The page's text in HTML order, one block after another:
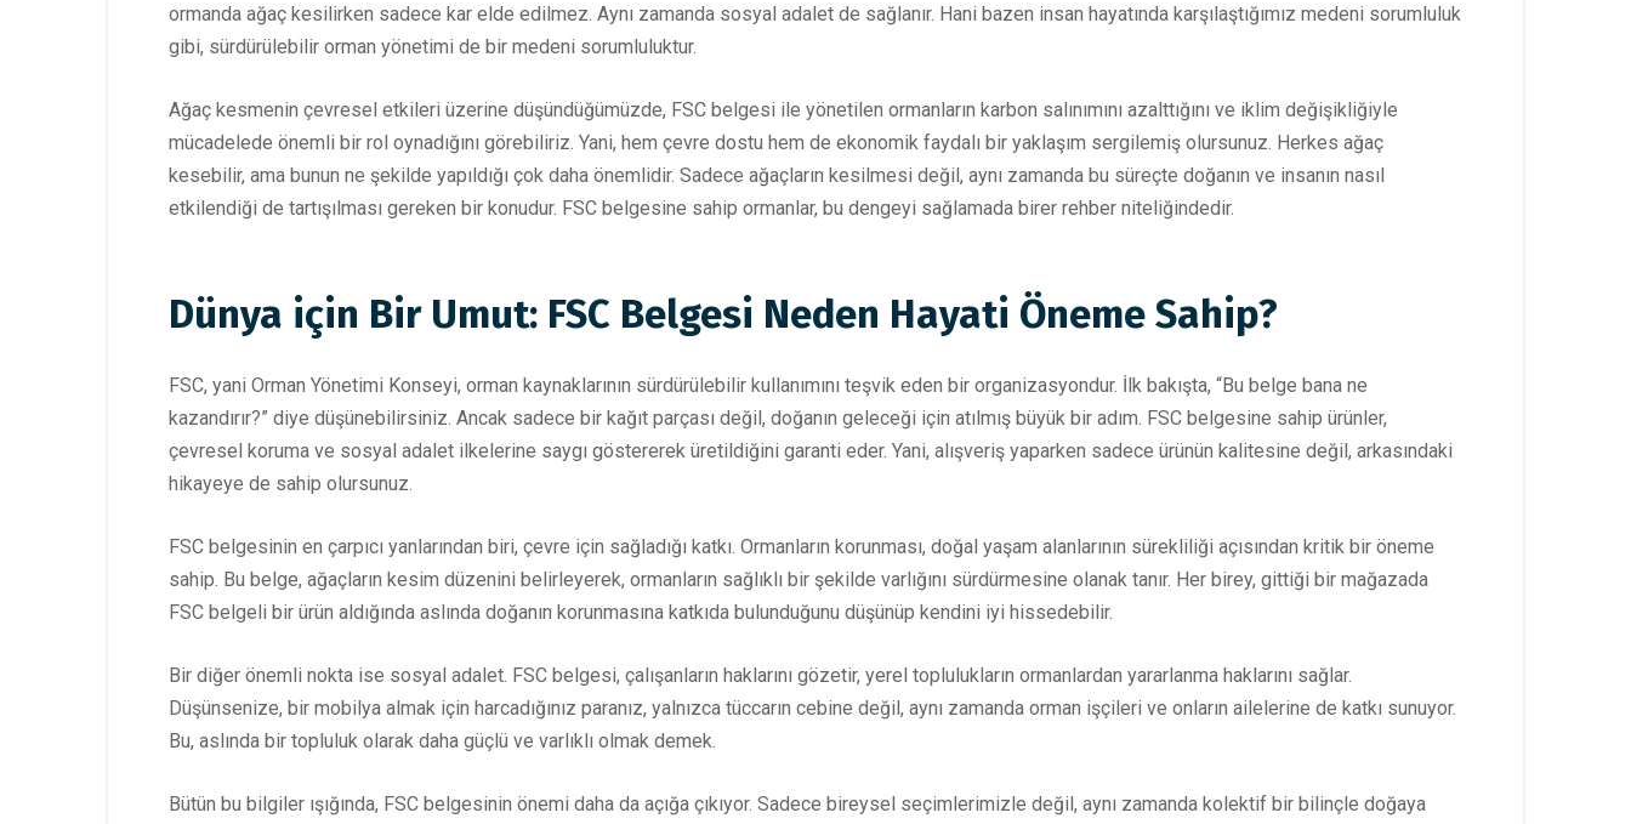
ormanda ağaç kesilirken sadece kar elde edilmez. Aynı zamanda sosyal adalet de sağlanır. Hani bazen insan hayatında karşılaştığımız medeni sorumluluk
gibi, sürdürülebilir orman yönetimi de bir medeni sorumluluktur.
Ağaç kesmenin çevresel etkileri üzerine düşündüğümüzde, FSC belgesi ile yönetilen ormanların karbon salınımını azalttığını ve iklim değişikliğiyle
mücadelede önemli bir rol oynadığını görebiliriz. Yani, hem çevre dostu hem de ekonomik faydalı bir yaklaşım sergilemiş olursunuz. Herkes ağaç
kesebilir, ama bunun ne şekilde yapıldığı çok daha önemlidir. Sadece ağaçların kesilmesi değil, aynı zamanda bu süreçte doğanın ve insanın nasıl
etkilendiği de tartışılması gereken bir konudur. FSC belgesine sahip ormanlar, bu dengeyi sağlamada birer rehber niteliğindedir.
Dünya için Bir Umut: FSC Belgesi Neden Hayati Öneme Sahip?
FSC, yani Orman Yönetimi Konseyi, orman kaynaklarının sürdürülebilir kullanımını teşvik eden bir organizasyondur. İlk bakışta, “Bu belge bana ne
kazandırır?” diye düşünebilirsiniz. Ancak sadece bir kağıt parçası değil, doğanın geleceği için atılmış büyük bir adım. FSC belgesine sahip ürünler,
çevresel koruma ve sosyal adalet ilkelerine saygı göstererek üretildiğini garanti eder. Yani, alışveriş yaparken sadece ürünün kalitesine değil, arkasındaki
hikayeye de sahip olursunuz.
FSC belgesinin en çarpıcı yanlarından biri, çevre için sağladığı katkı. Ormanların korunması, doğal yaşam alanlarının sürekliliği açısından kritik bir öneme
sahip. Bu belge, ağaçların kesim düzenini belirleyerek, ormanların sağlıklı bir şekilde varlığını sürdürmesine olanak tanır. Her birey, gittiği bir mağazada
FSC belgeli bir ürün aldığında aslında doğanın korunmasına katkıda bulunduğunu düşünüp kendini iyi hissedebilir.
Bir diğer önemli nokta ise sosyal adalet. FSC belgesi, çalışanların haklarını gözetir, yerel toplulukların ormanlardan yararlanma haklarını sağlar.
Düşünsenize, bir mobilya almak için harcadığınız paranız, yalnızca tüccarın cebine değil, aynı zamanda orman işçileri ve onların ailelerine de katkı sunuyor.
Bu, aslında bir topluluk olarak daha güçlü ve varlıklı olmak demek.
Bütün bu bilgiler ışığında, FSC belgesinin önemi daha da açığa çıkıyor. Sadece bireysel seçimlerimizle değil, aynı zamanda kolektif bir bilinçle doğaya